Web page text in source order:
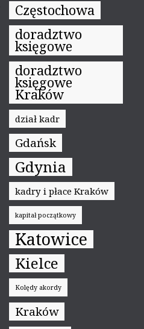
Częstochowa
doradztwo
księgowe
doradztwo
księgowe
Kraków
dział kadr
Gdańsk
Gdynia
kadry i płace Kraków
kapitał początkowy
Katowice
Kielce
Kolędy akordy
Kraków